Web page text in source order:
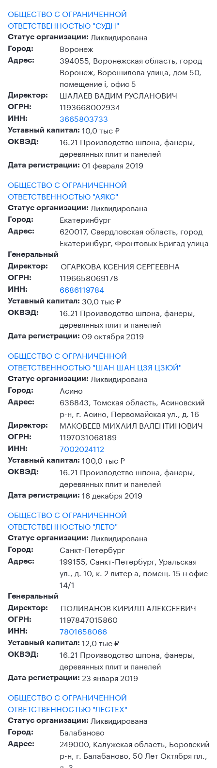
ОБЩЕСТВО С ОГРАНИЧЕННОЙ
ОТВЕТСТВЕННОСТЬЮ "СУДН"
Статус организации: Ликвидирована
Город: Воронеж
Адрес:
394055, Воронежская область, город
Воронеж, Ворошилова улица, дом 50,
помещение i, офис 5
Директор: ШАЛАЕВ ВАДИМ РУСЛАНОВИЧ
ОГРН: 1193668002934
ИНН: 3665803733
Уставный капитал: 10,0 тыс ₽
ОКВЭД:
16.21 Производство шпона, фанеры,
деревянных плит и панелей
Дата регистрации: 01 февраля 2019
ОБЩЕСТВО С ОГРАНИЧЕННОЙ
ОТВЕТСТВЕННОСТЬЮ "АЯКС"
Статус организации: Ликвидирована
Город: Екатеринбург
Адрес:
620017, Свердловская область, город
Екатеринбург, Фронтовых Бригад улица
Генеральный
Директор:
ОГАРКОВА КСЕНИЯ СЕРГЕЕВНА
ОГРН: 1196658069178
ИНН: 6686119784
Уставный капитал: 30,0 тыс ₽
ОКВЭД:
16.21 Производство шпона, фанеры,
деревянных плит и панелей
Дата регистрации: 09 октября 2019
ОБЩЕСТВО С ОГРАНИЧЕННОЙ
ОТВЕТСТВЕННОСТЬЮ "ШАН ШАН ЦЗЯ ЦЗЮЙ"
Статус организации: Ликвидирована
Город: Асино
Адрес:
636843, Томская область, Асиновский
р-н, г. Асино, Первомайская ул., д. 16
Директор: МАКОВЕЕВ МИХАИЛ ВАЛЕНТИНОВИЧ
ОГРН: 1197031068189
ИНН: 7002024112
Уставный капитал: 100,0 тыс ₽
ОКВЭД:
16.21 Производство шпона, фанеры,
деревянных плит и панелей
Дата регистрации: 16 декабря 2019
ОБЩЕСТВО С ОГРАНИЧЕННОЙ
ОТВЕТСТВЕННОСТЬЮ "ЛЕТО"
Статус организации: Ликвидирована
Город: Санкт-Петербург
Адрес:
199155, Санкт-Петербург, Уральская
ул., д. 10, к. 2 литер а, помещ. 15 н офис
14/1
Генеральный
Директор:
ПОЛИВАНОВ КИРИЛЛ АЛЕКСЕЕВИЧ
ОГРН: 1197847015860
ИНН: 7801658066
Уставный капитал: 12,0 тыс ₽
ОКВЭД:
16.21 Производство шпона, фанеры,
деревянных плит и панелей
Дата регистрации: 23 января 2019
ОБЩЕСТВО С ОГРАНИЧЕННОЙ
ОТВЕТСТВЕННОСТЬЮ "ЛЕСТЕХ"
Статус организации: Ликвидирована
Город: Балабаново
Адрес:
249000, Калужская область, Боровский
р-н, г. Балабаново, 50 Лет Октября пл.,